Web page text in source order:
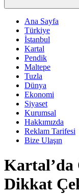
Ana Sayfa
Türkiye
İstanbul
Kartal
Pendik
Maltepe
Tuzla
Dünya
Ekonomi
Siyaset
Kurumsal
Hakkımızda
Reklam Tarifesi
Bize Ulaşın
Kartal’da
Dikkat